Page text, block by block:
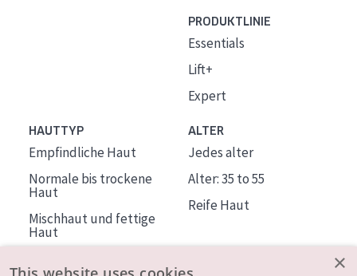
PRODUKTLINIE
Essentials
Lift+
Expert
HAUTTYP
Empfindliche Haut
Normale bis trockene
Haut
Mischhaut und fettige
Haut
ALTER
Jedes alter
Alter: 35 to 55
Reife Haut
×